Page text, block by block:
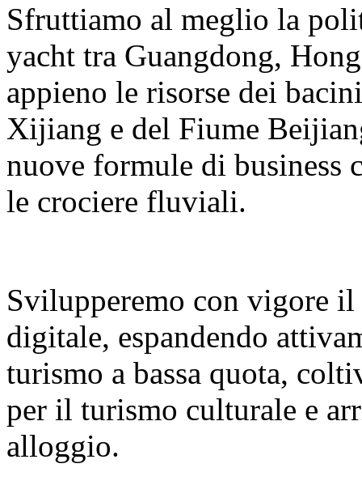
Sfruttiamo al meglio la
yacht tra Guangdong,
appieno le risorse dei
Xijiang e del Fiume
nuove formule di business
le crociere fluviali.
Svilupperemo con vigore
digitale, espandendo
turismo a bassa quota,
per il turismo culturale e
alloggio.